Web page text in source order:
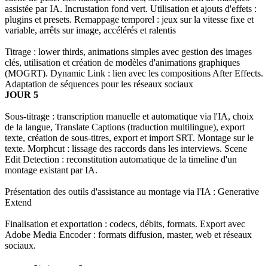
assistée par IA. Incrustation fond vert. Utilisation et ajouts d'effets :
plugins et presets. Remappage temporel : jeux sur la vitesse fixe et
variable, arrêts sur image, accélérés et ralentis
Titrage : lower thirds, animations simples avec gestion des images
clés, utilisation et création de modèles d'animations graphiques
(MOGRT). Dynamic Link : lien avec les compositions After Effects.
Adaptation de séquences pour les réseaux sociaux
JOUR 5
Sous-titrage : transcription manuelle et automatique via l'IA, choix
de la langue, Translate Captions (traduction multilingue), export
texte, création de sous-titres, export et import SRT. Montage sur le
texte. Morphcut : lissage des raccords dans les interviews. Scene
Edit Detection : reconstitution automatique de la timeline d'un
montage existant par IA.
Présentation des outils d'assistance au montage via l'IA : Generative
Extend
Finalisation et exportation : codecs, débits, formats. Export avec
Adobe Media Encoder : formats diffusion, master, web et réseaux
sociaux.